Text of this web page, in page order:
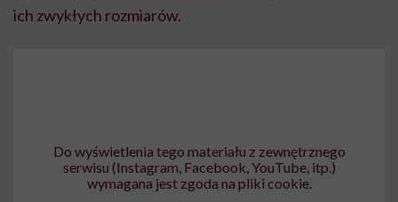
ich zwykłych rozmiarów.
Do wyświetlenia tego materiału z zewnętrznego
serwisu (Instagram, Facebook, YouTube, itp.)
wymagana jest zgoda na pliki cookie.